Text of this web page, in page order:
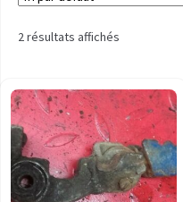
2 résultats affichés